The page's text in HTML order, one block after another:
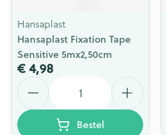
Hansaplast
Hansaplast Fixation Tape
Sensitive 5mx2,50cm
€ 4,98
Bestel